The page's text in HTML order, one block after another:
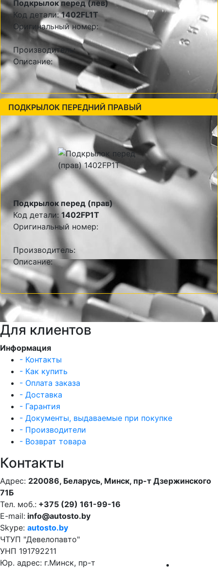
Подкрылок перед (лев)
Код детали:1402FL1T
Оригинальный номер:
Производитель:
Описание:
ПОДКРЫЛОК ПЕРЕДНИЙ ПРАВЫЙ
Подкрылок перед (прав)
Код детали:1402FP1T
Оригинальный номер:
Производитель:
Описание:
Для клиентов
Информация
- Контакты
- Как купить
- Оплата заказа
- Доставка
- Гарантия
- Документы, выдаваемые при покупке
- Производители
- Возврат товара
Контакты
Адрес: 220086, Беларусь, Минск, пр-т Дзержинского
71Б
Тел. моб.: +375 (29) 161-99-16
E-mail: info@autosto.by
Skype: autosto.by
ЧТУП "Девелопавто"
УНП 191792211
Юр. адрес: г.Минск, пр-т